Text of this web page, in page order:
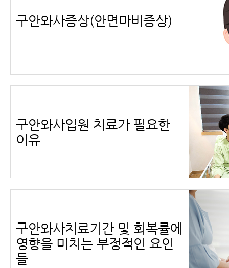
구안와사증상(안면마비증상)
구안와사입원 치료가 필요한
이유
구안와사치료기간 및 회복률에
영향을 미치는 부정적인 요인
들